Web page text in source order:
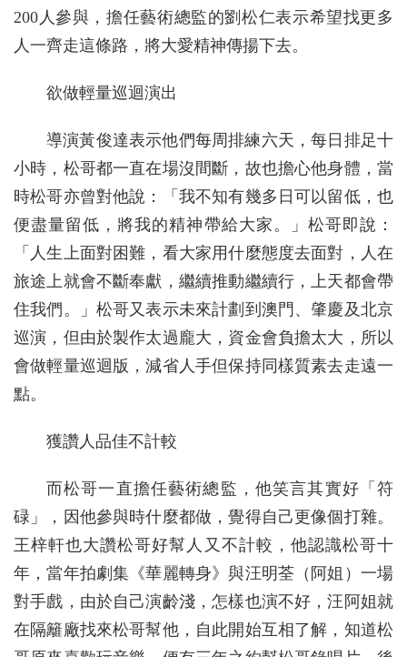
200人參與，擔任藝術總監的劉松仁表示希望找更多
人一齊走這條路，將大愛精神傳揚下去。
欲做輕量巡迴演出
導演黃俊達表示他們每周排練六天，每日排足十
小時，松哥都一直在場沒間斷，故也擔心他身體，當
時松哥亦曾對他說：「我不知有幾多日可以留低，也
便盡量留低，將我的精神帶給大家。」松哥即說：
「人生上面對困難，看大家用什麼態度去面對，人在
旅途上就會不斷奉獻，繼續推動繼續行，上天都會帶
住我們。」松哥又表示未來計劃到澳門、肇慶及北京
巡演，但由於製作太過龐大，資金會負擔太大，所以
會做輕量巡迴版，減省人手但保持同樣質素去走遠一
點。
獲讚人品佳不計較
而松哥一直擔任藝術總監，他笑言其實好「符
碌」，因他參與時什麼都做，覺得自己更像個打雜。
王梓軒也大讚松哥好幫人又不計較，他認識松哥十
年，當年拍劇集《華麗轉身》與汪明荃（阿姐）一場
對手戲，由於自己演齡淺，怎樣也演不好，汪阿姐就
在隔籬廠找來松哥幫他，自此開始互相了解，知道松